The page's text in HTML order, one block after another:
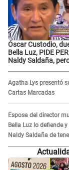
Óscar Custodio,
Bella Luz, PIDE
Naldy Saldaña,
grabar"
Agatha Lys presentó
Cartas Marcadas
Esposa del director
Bella Luz lo defiende y
Naldy Saldaña de
relación con él y otros